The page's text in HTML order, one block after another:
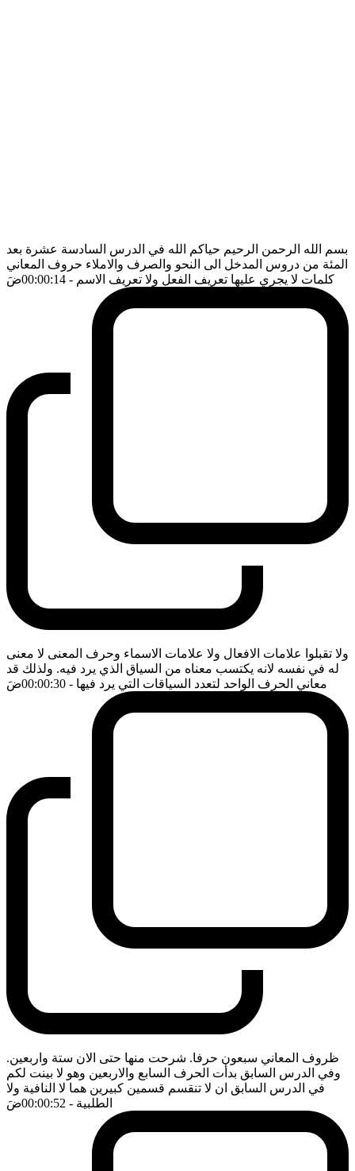
بسم الله الرحمن الرحيم حياكم الله في الدرس السادسة عشرة بعد
المئة من دروس المدخل الى النحو والصرف والاملاء حروف المعاني
كلمات لا يجري عليها تعريف الفعل ولا تعريف الاسم - 00:00:14 ضَ
ولا تقبلوا علامات الافعال ولا علامات الاسماء وحرف المعنى لا معنى
له في نفسه لانه يكتسب معناه من السياق الذي يرد فيه. ولذلك قد
معاني الحرف الواحد لتعدد السياقات التي يرد فيها - 00:00:30 ضَ
ظروف المعاني سبعون حرفا. شرحت منها حتى الان ستة واربعين.
وفي الدرس السابق بدأت الحرف السابع والاربعين وهو لا بينت لكم
في الدرس السابق ان لا تنقسم قسمين كبيرين هما لا النافية ولا
الطلبية - 00:00:52 ضَ